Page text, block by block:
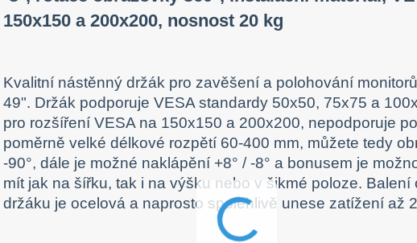
150x150 a 200x200, nosnost 20 kg
Kvalitní nástěnný držák pro zavěšení a polohování
49". Držák podporuje VESA standardy 50x50, 75x75 a
pro rozšíření VESA na 150x150 a 200x200, nepodporuje
poměrně velké délkové rozpětí 60-400 mm, můžete tedy
-90°, dále je možné naklápění +8° / -8° a bonusem je
mít jak na šířku, tak i na výšku nebo v šikmé poloze.
držáku je ocelová a naprosto spolehlivě unese zatížení až